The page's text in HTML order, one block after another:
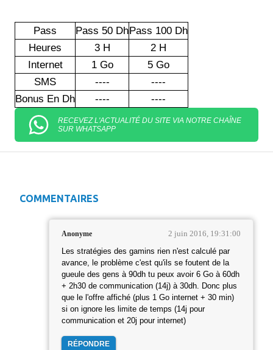
Pass Pass 50 Dh Pass 100 Dh
Heures
3 H
2 H
Internet
1 Go
5 Go
SMS
----
----
Bonus En Dh
---- ----
RECEVEZ L'ACTUALITÉ DU SITE VIA NOTRE CHAÎNE
SUR WHATSAPP
COMMENTAIRES
Anonyme 2 juin 2016, 19:31:00
Les stratégies des gamins rien n'est calculé par
avance, le problème c'est qu'ils se foutent de la
gueule des gens à 90dh tu peux avoir 6 Go à 60dh
+ 2h30 de communication (14j) à 30dh. Donc plus
que le l'offre affiché (plus 1 Go internet + 30 min)
si on ignore les limite de temps (14j pour
communication et 20j pour internet)
RÉPONDRE